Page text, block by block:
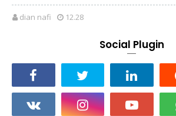
dian nafi 12.28
Social Plugin